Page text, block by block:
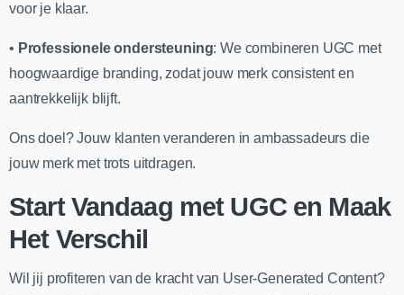
voor je klaar.
• Professionele ondersteuning: We combineren UGC met
hoogwaardige branding, zodat jouw merk consistent en
aantrekkelijk blijft.
Ons doel? Jouw klanten veranderen in ambassadeurs die
jouw merk met trots uitdragen.
Start Vandaag met UGC en Maak
Het Verschil
Wil jij profiteren van de kracht van User-Generated Content?